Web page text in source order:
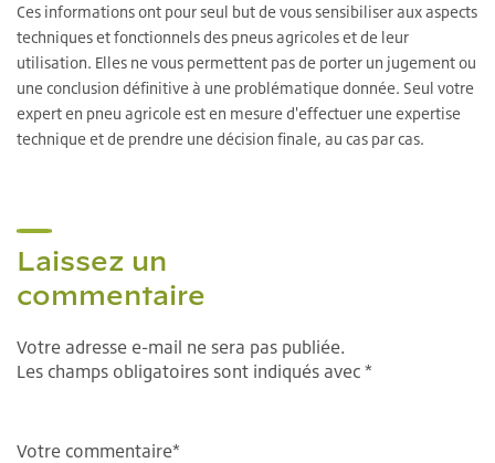
Ces informations ont pour seul but de vous sensibiliser aux aspects
techniques et fonctionnels des pneus agricoles et de leur
utilisation. Elles ne vous permettent pas de porter un jugement ou
une conclusion définitive à une problématique donnée. Seul votre
expert en pneu agricole est en mesure d'effectuer une expertise
technique et de prendre une décision finale, au cas par cas.
Laissez un
commentaire
Votre adresse e-mail ne sera pas publiée.
Les champs obligatoires sont indiqués avec *
Votre commentaire*